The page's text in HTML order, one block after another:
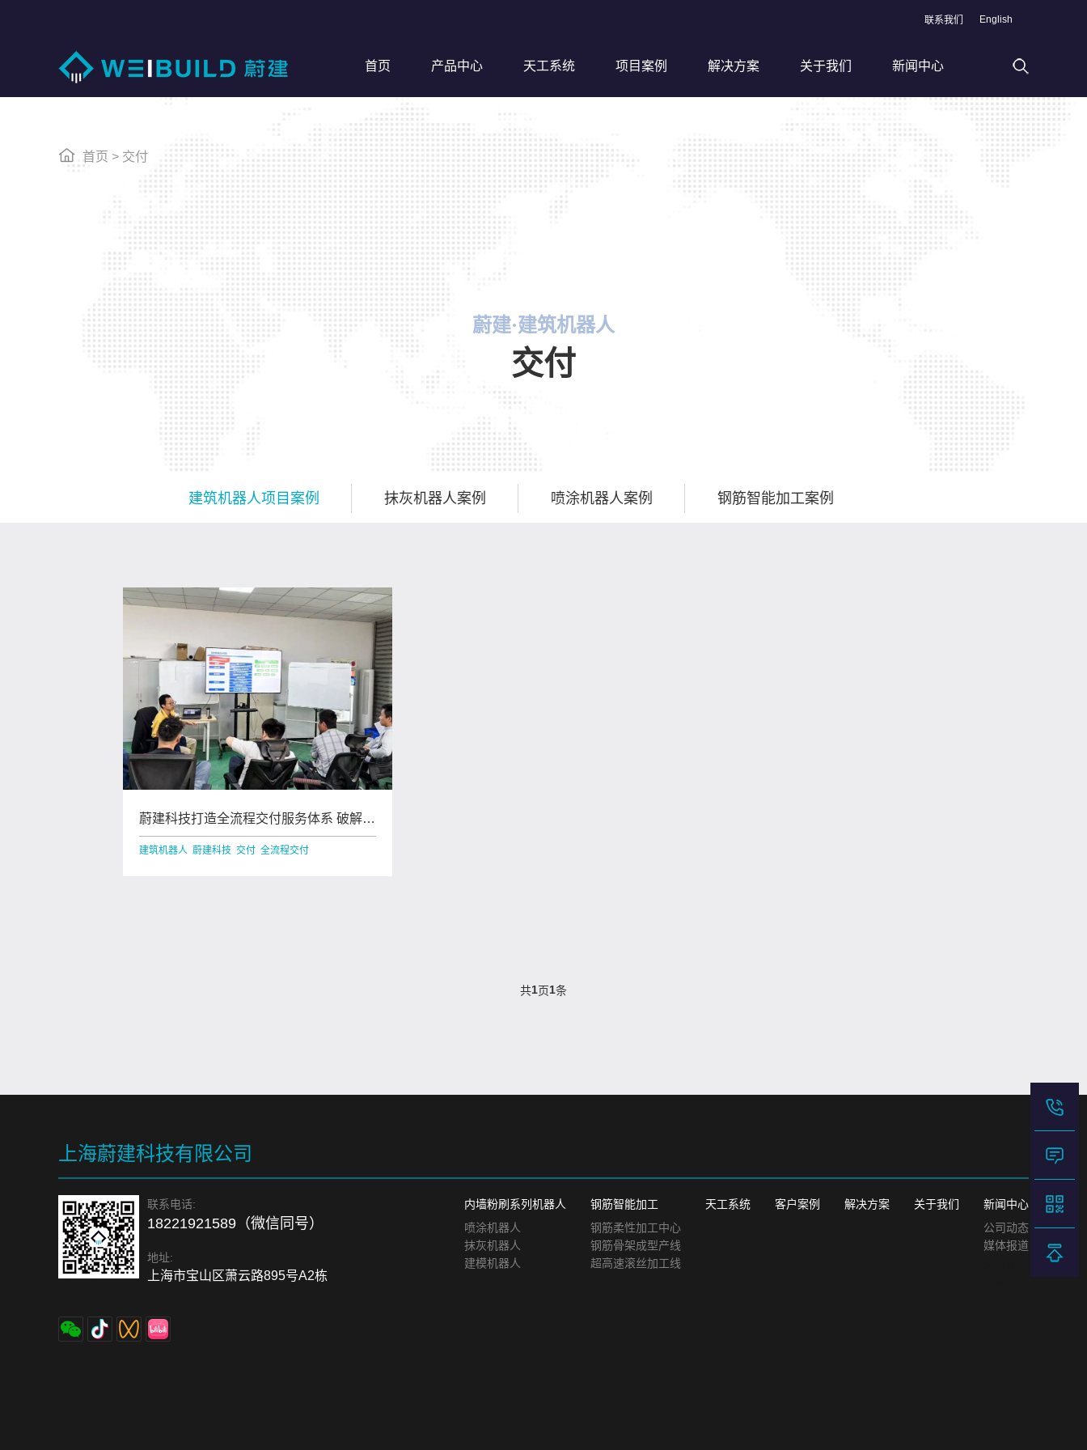
联系我们 English
首页 产品中心 天工系统 项目案例 解决方案 关于我们 新闻中心
首页 > 交付
蔚建·建筑机器人
交付
建筑机器人项目案例 抹灰机器人案例 喷涂机器人案例 钢筋智能加工案例
蔚建科技打造全流程交付服务体系 破解建
筑机器人落地交付难题
建筑机器人 蔚建科技 交付 全流程交付
共1页1条
上海蔚建科技有限公司
联系电话:
18221921589（微信同号）
地址:
上海市宝山区萧云路895号A2栋
内墙粉刷系列机器人
喷涂机器人
抹灰机器人
建模机器人
钢筋智能加工
钢筋柔性加工中心
钢筋骨架成型产线
超高速滚丝加工线
天工系统 客户案例 解决方案 关于我们 新闻中心
公司动态
媒体报道